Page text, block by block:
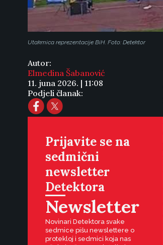
Utakmica reprezentacije BiH. Foto: Detektor
Autor:
Elmedina Šabanović
11. juna 2026. | 11:08
Podjeli članak:
Prijavite se na
sedmični
newsletter
Detektora
Newsletter
Novinari Detektora svake
sedmice pišu newslettere o
protekloj i sedmici koja nas